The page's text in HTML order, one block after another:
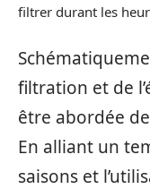
filtrer durant les
filtration et de
être abordée
En alliant un
saisons et